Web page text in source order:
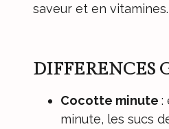
saveur et en vitamines.
DIFFERENCES
Cocotte minute :
minute, les sucs